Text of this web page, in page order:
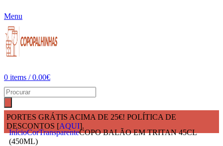
Menu
0 items / 0.00€
PORTES GRÁTIS ACIMA DE 25€! POLÍTICA DE
DESCONTOS [AQUI].
InícioCorTransparenteCOPO BALÃO EM TRITAN 45CL
(450ML)